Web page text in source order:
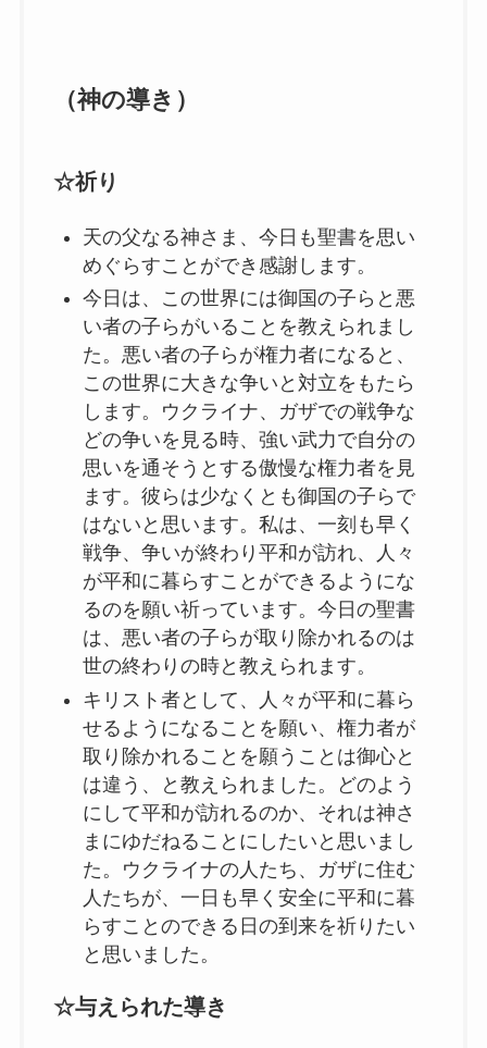
（神の導き）
☆祈り
天の父なる神さま、今日も聖書を思い
めぐらすことができ感謝します。
今日は、この世界には御国の子らと悪
い者の子らがいることを教えられまし
た。悪い者の子らが権力者になると、
この世界に大きな争いと対立をもたら
します。ウクライナ、ガザでの戦争な
どの争いを見る時、強い武力で自分の
思いを通そうとする傲慢な権力者を見
ます。彼らは少なくとも御国の子らで
はないと思います。私は、一刻も早く
戦争、争いが終わり平和が訪れ、人々
が平和に暮らすことができるようにな
るのを願い祈っています。今日の聖書
は、悪い者の子らが取り除かれるのは
世の終わりの時と教えられます。
キリスト者として、人々が平和に暮ら
せるようになることを願い、権力者が
取り除かれることを願うことは御心と
は違う、と教えられました。どのよう
にして平和が訪れるのか、それは神さ
まにゆだねることにしたいと思いまし
た。ウクライナの人たち、ガザに住む
人たちが、一日も早く安全に平和に暮
らすことのできる日の到来を祈りたい
と思いました。
☆与えられた導き